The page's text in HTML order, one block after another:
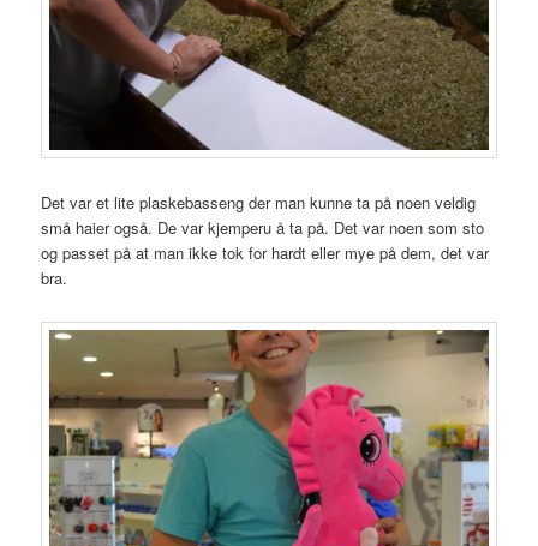
Det var et lite plaskebasseng der man kunne ta på noen veldig
små haier også. De var kjemperu å ta på. Det var noen som sto
og passet på at man ikke tok for hardt eller mye på dem, det var
bra.